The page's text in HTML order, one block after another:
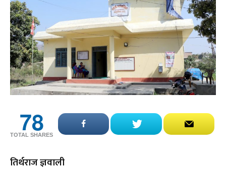
78
TOTAL SHARES
तिर्थराज ज्ञवाली